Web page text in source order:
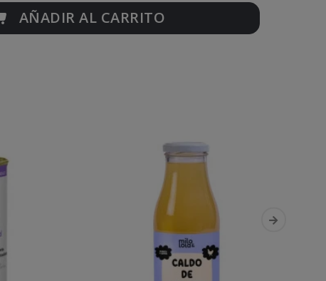
AÑADIR AL CARRITO